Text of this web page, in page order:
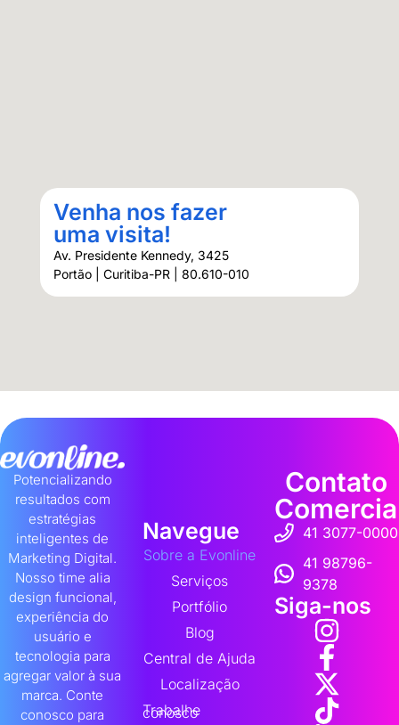
Venha nos fazer
uma visita!
Av. Presidente Kennedy, 3425
Portão | Curitiba-PR | 80.610-010
Potencializando
resultados com
estratégias
inteligentes de
Marketing Digital.
Nosso time alia
design funcional,
experiência do
usuário e
tecnologia para
agregar valor à sua
marca. Conte
conosco para
Navegue
Sobre a Evonline
Serviços
Portfólio
Blog
Central de Ajuda
Localização
Trabalhe
conosco
Contato
41 3077-0000
41 98796-
9378
Siga-nos